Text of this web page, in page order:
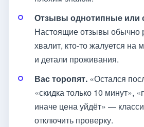
Отзывы однотипные или
Настоящие отзывы обычно
хвалит, кто-то жалуется на
и детали проживания.
Вас торопят. «Остался
«скидка только 10 минут»,
иначе цена уйдёт» —
отключить проверку.